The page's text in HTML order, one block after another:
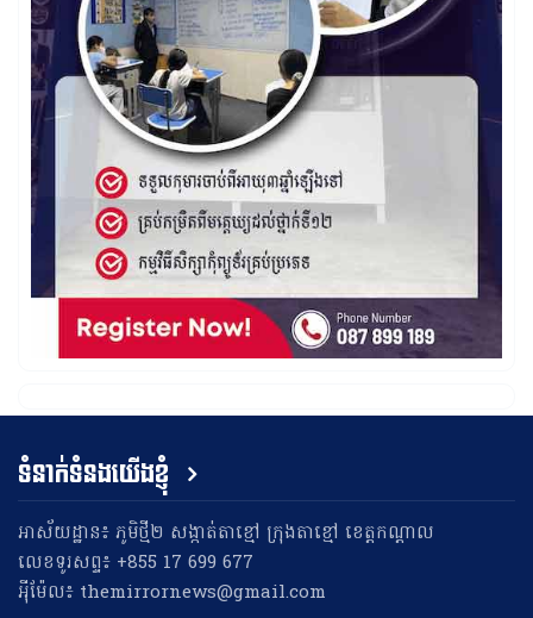
ទំនាក់ទំនងយើងខ្ញុំ
អាស័យដ្ឋាន៖ ភូមិថ្មី២ សង្កាត់តាខ្មៅ ក្រុងតាខ្មៅ ខេត្តកណ្តាល
លេខទូរសព្ទ៖ +855 17 699 677
អុីម៉ែល៖ themirrornews@gmail.com